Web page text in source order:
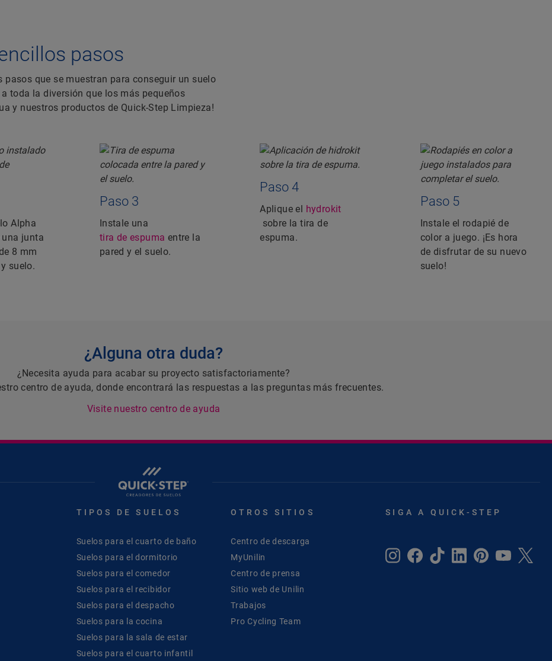
pasos
que se muestran para conseguir un suelo
toda la diversión que los más pequeños
y nuestros productos de Quick-Step Limpieza!
Alpha
junta
8 mm
suelo.
Paso 3
Instale una
tira de espuma entre la
pared y el suelo.
Paso 4
Aplique el hydrokit
sobre la tira de
espuma.
Paso 5
Instale el rodapié de
color a juego. ¡Es hora
de disfrutar de su nuevo
suelo!
¿Alguna otra duda?
¿Necesita ayuda para acabar su proyecto satisfactoriamente?
centro de ayuda, donde encontrará las respuestas a las preguntas más frecuentes.
Visite nuestro centro de ayuda
TIPOS DE SUELOS
Suelos para el cuarto de baño
Suelos para el dormitorio
Suelos para el comedor
Suelos para el recibidor
Suelos para el despacho
Suelos para la cocina
Suelos para la sala de estar
Suelos para el cuarto infantil
OTROS SITIOS
Centro de descarga
MyUnilin
Centro de prensa
Sitio web de Unilin
Trabajos
Pro Cycling Team
SIGA A QUICK-STEP